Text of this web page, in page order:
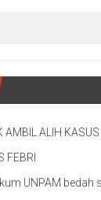
AMBIL ALIH KASUS
FEBRI
UNPAM bedah